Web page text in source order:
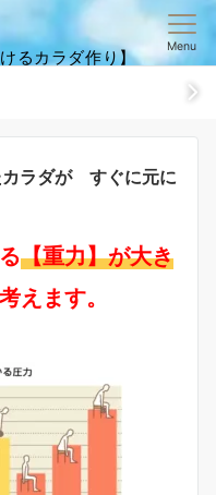
るカラダ作り】
Menu
ご来店からお帰りまでの
カラダが すぐに元に
【重力】が大き
えます。